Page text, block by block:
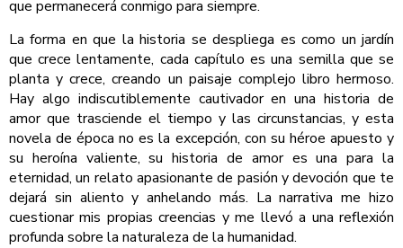
que permanecerá conmigo para siempre.
La forma en que la historia se despliega es como un jardín
que crece lentamente, cada capítulo es una semilla que se
planta y crece, creando un paisaje complejo libro hermoso.
Hay algo indiscutiblemente cautivador en una historia de
amor que trasciende el tiempo y las circunstancias, y esta
novela de época no es la excepción, con su héroe apuesto y
su heroína valiente, su historia de amor es una para la
eternidad, un relato apasionante de pasión y devoción que te
dejará sin aliento y anhelando más. La narrativa me hizo
cuestionar mis propias creencias y me llevó a una reflexión
profunda sobre la naturaleza de la humanidad.